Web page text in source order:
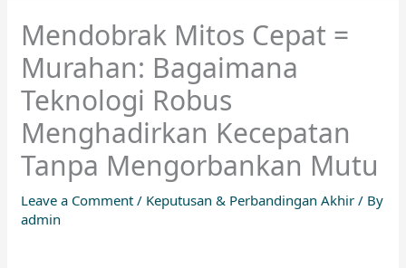
Mendobrak Mitos Cepat =
Murahan: Bagaimana
Teknologi Robus
Menghadirkan Kecepatan
Tanpa Mengorbankan Mutu
Leave a Comment / Keputusan & Perbandingan Akhir / By
admin